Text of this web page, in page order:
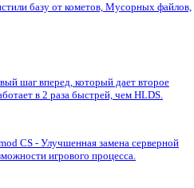
базу от кометов, Мусорных файлов,
шаг вперед, который дает второе
в 2 раза быстрей, чем HLDS.
CS - Улучшенная замена серверной
игрового процесса.